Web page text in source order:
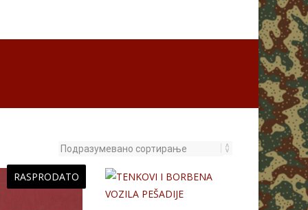
RASPRODATO